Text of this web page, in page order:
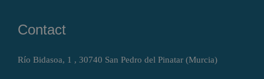
Contact
Río Bidasoa, 1 , 30740 San Pedro del Pinatar (Murcia)